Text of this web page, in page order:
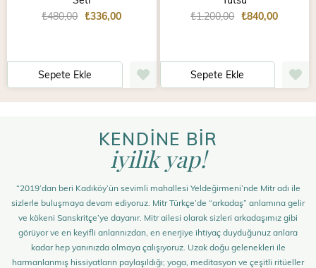
₺336,00
₺480,00
Sepete Ekle
₺840,00
₺1.200,00
Sepete Ekle
KENDİNE BİR
iyilik yap!
“2019’dan beri Kadıköy’ün sevimli mahallesi Yeldeğirmeni’nde Mitr adı ile
sizlerle buluşmaya devam ediyoruz. Mitr Türkçe’de “arkadaş” anlamına gelir
ve kökeni Sanskritçe’ye dayanır. Mitr ailesi olarak sizleri arkadaşımız gibi
görüyor ve en keyifli anlarınızdan, en enerjiye ihtiyaç duyduğunuz anlara
kadar hep yanınızda olmaya çalışıyoruz. Uzak doğu gelenekleri ile
harmanlanmış hissiyatların paylaşıldığı; yoga, meditasyon ve çeşitli ritüeller